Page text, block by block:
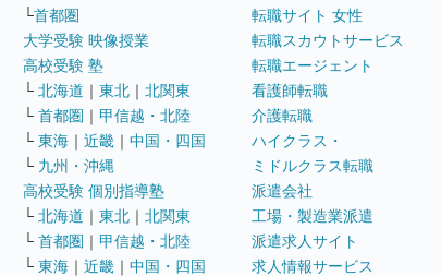
└首都圏
大学受験 映像授業
高校受験 塾
└ 北海道 ｜ 東北 ｜ 北関東
└ 首都圏 ｜ 甲信越・北陸
└ 東海 ｜ 近畿 ｜ 中国・四国
└ 九州・沖縄
高校受験 個別指導塾
└ 北海道 ｜ 東北 ｜ 北関東
└ 首都圏 ｜ 甲信越・北陸
└ 東海 ｜ 近畿 ｜ 中国・四国
転職サイト 女性
転職スカウトサービス
転職エージェント
看護師転職
介護転職
ハイクラス・
ミドルクラス転職
派遣会社
工場・製造業派遣
派遣求人サイト
求人情報サービス